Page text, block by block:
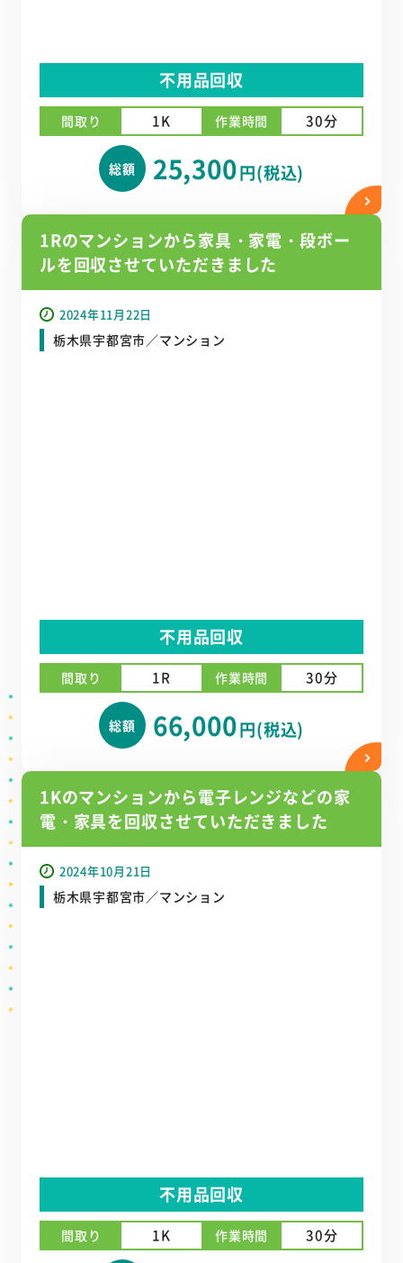
不用品回収
間取り 1K 作業時間 30分
総額 25,300円(税込)
1Rのマンションから家具・家電・段ボー
ルを回収させていただきました
2024年11月22日
栃木県宇都宮市／マンション
不用品回収
間取り 1R 作業時間 30分
総額 66,000円(税込)
1Kのマンションから電子レンジなどの家
電・家具を回収させていただきました
2024年10月21日
栃木県宇都宮市／マンション
不用品回収
間取り 1K 作業時間 30分